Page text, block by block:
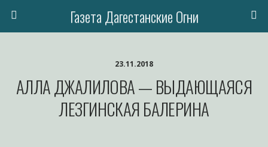
Газета Дагестанские Огни
23.11.2018
АЛЛА ДЖАЛИЛОВА — ВЫДАЮЩАЯСЯ
ЛЕЗГИНСКАЯ БАЛЕРИНА